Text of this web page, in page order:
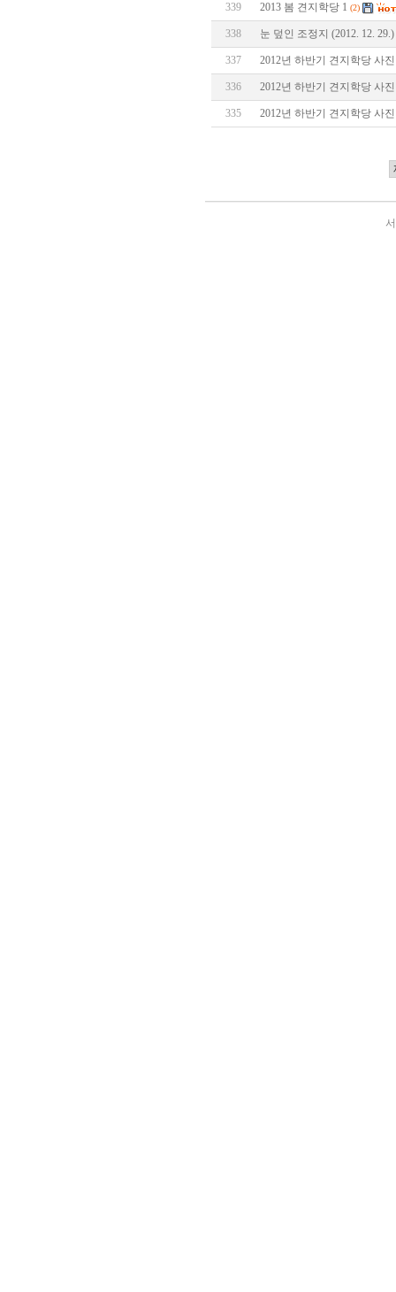
339 2013 봄 견지학당 1 (2)
338 눈 덮인 조정지 (2012. 12. 29.)
337 2012년 하반기 견지학당 사진
336 2012년 하반기 견지학당 사진
335 2012년 하반기 견지학당 사진